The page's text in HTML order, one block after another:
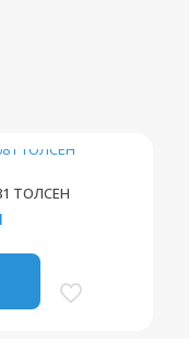
ТОЛСЕН